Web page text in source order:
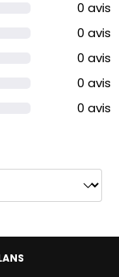
0 avis
0 avis
0 avis
0 avis
0 avis